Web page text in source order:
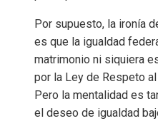
Por supuesto, la ironía
es que la igualdad
matrimonio ni siquiera
por la Ley de Respeto
Pero la mentalidad es
el deseo de igualdad